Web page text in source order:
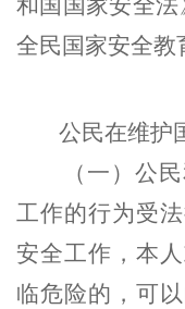
和国国家安全
全民国家安全教
公民在维护
（ 一 ）公
工作的行为受
安全工作，本
临危险的，可